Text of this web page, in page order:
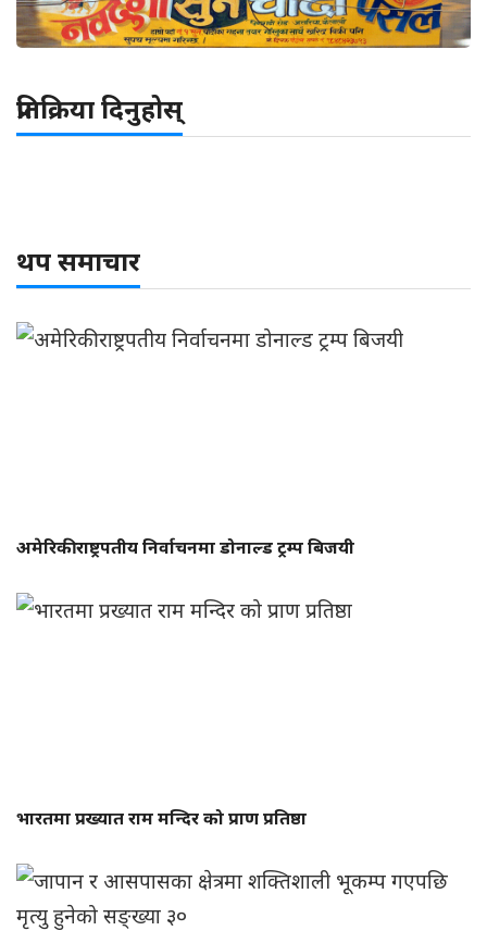
प्रतिक्रिया दिनुहोस्
थप समाचार
अमेरिकी राष्ट्रपतीय निर्वाचनमा डोनाल्ड ट्रम्प बिजयी
भारतमा प्रख्यात राम मन्दिर को प्राण प्रतिष्ठा